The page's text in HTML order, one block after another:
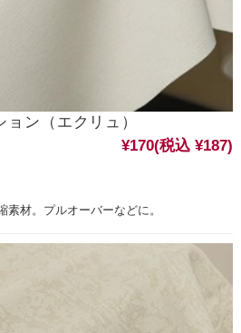
ン（エクリュ）
¥170(税込 ¥187)
材。プルオーバーなどに。